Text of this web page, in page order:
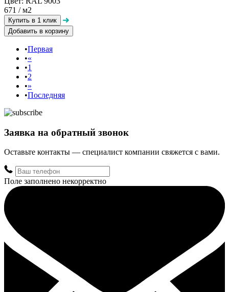
671 / м2
Добавить в корзину
Первая
«
1
2
»
Последняя
Заявка на обратный звонок
Оставьте контакты — специалист компании свяжется с вами.
Поле заполнено некорректно